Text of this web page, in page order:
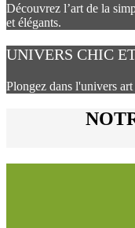
Découvrez l’art de la
et élégants.
UNIVERS CHIC
Plongez dans l'univers